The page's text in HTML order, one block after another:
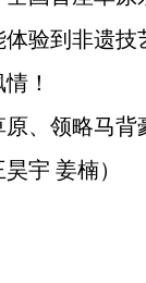
体验到非遗
！
、领略马
昊宇 姜楠）